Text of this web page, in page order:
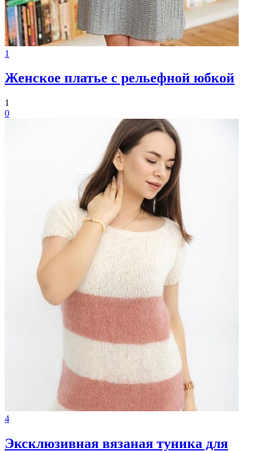
1
Женское платье с рельефной юбкой
1
0
4
Эксклюзивная вязаная туника для